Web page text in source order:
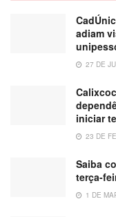
adiam
27 DE
iniciar
23 DE
Saiba
terça-
1 DE